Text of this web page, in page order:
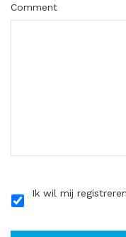
Comment
Ik wil mij